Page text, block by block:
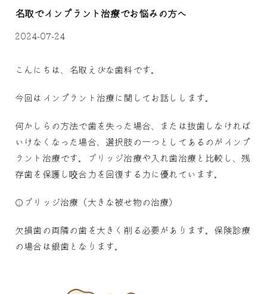
名取でインプラント治療でお悩みの方へ
2024-07-24
こんにちは、名取えびな歯科です。
今回はインプラント治療に関してお話しします。
何かしらの方法で歯を失った場合、または抜歯しなければ
いけなくなった場合、選択肢の一つとしてあるのがインプ
ラント治療です。ブリッジ治療や入れ歯治療と比較し、残
存歯を保護し咬合力を回復する力に優れています。
①ブリッジ治療（大きな被せ物の治療）
欠損歯の両隣の歯を大きく削る必要があります。保険診療
の場合は銀歯となります。